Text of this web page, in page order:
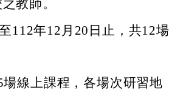
教師。
112年12月20日止，共12場
線上課程，各場次研習地